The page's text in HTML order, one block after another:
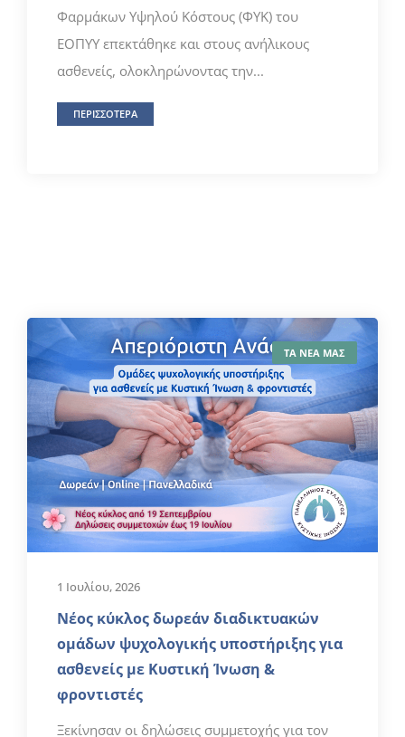
Φαρμάκων Υψηλού Κόστους (ΦΥΚ) του
ΕΟΠΥΥ επεκτάθηκε και στους ανήλικους
ασθενείς, ολοκληρώνοντας την...
ΠΕΡΙΣΣΟΤΕΡΑ
ΤΑ ΝΕΑ ΜΑΣ
1 Ιουλίου, 2026
Νέος κύκλος δωρεάν διαδικτυακών
ομάδων ψυχολογικής υποστήριξης για
ασθενείς με Κυστική Ίνωση &
φροντιστές
Ξεκίνησαν οι δηλώσεις συμμετοχής για τον